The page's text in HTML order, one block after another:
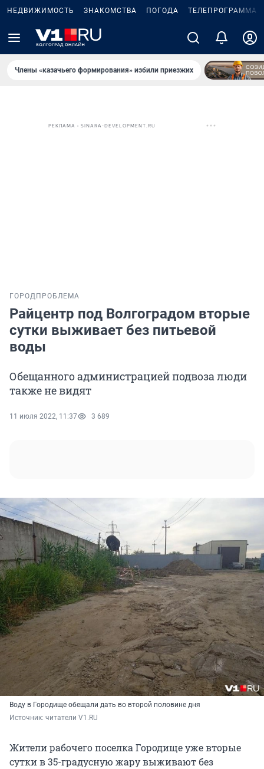
НЕДВИЖИМОСТЬ ЗНАКОМСТВА ПОГОДА ТЕЛЕПРОГРАММА
Члены «казачьего формирования» избили приезжих
РЕКЛАМА • SINARA-DEVELOPMENT.RU
ГОРОД ПРОБЛЕМА
Райцентр под Волгоградом вторые
сутки выживает без питьевой
воды
Обещанного администрацией подвоза люди
также не видят
11 июля 2022, 11:37 3 689
Воду в Городище обещали дать во второй половине дня
Источник: читатели V1.RU
Жители рабочего поселка Городище уже вторые
сутки в 35-градусную жару выживают без